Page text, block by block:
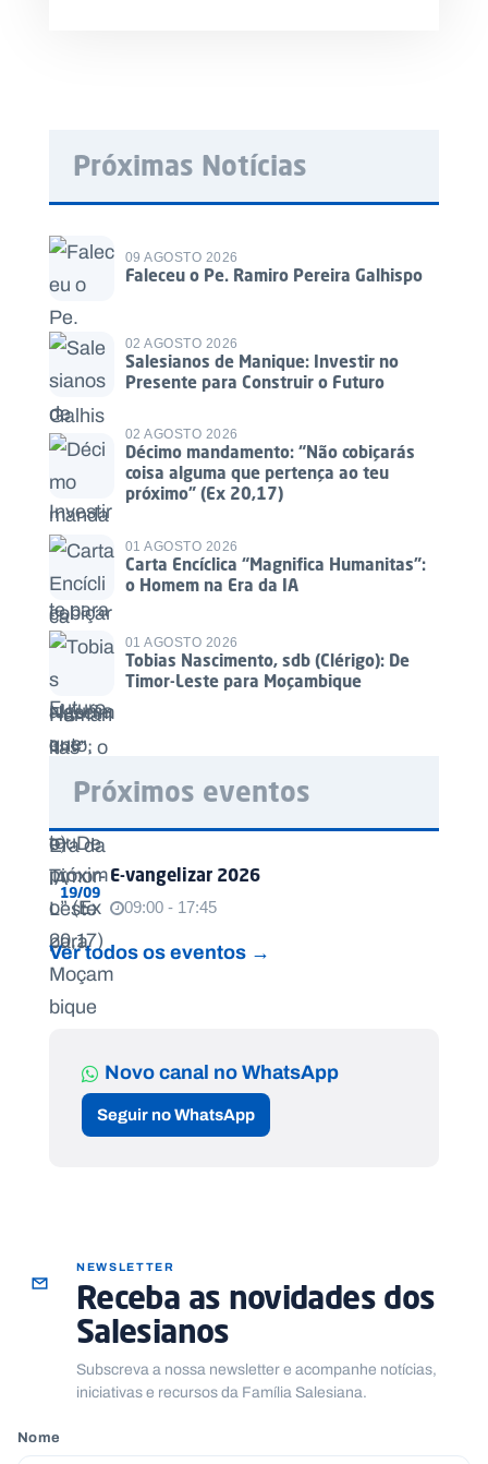
Próximas Notícias
09 AGOSTO 2026
Faleceu o Pe. Ramiro Pereira Galhispo
02 AGOSTO 2026
Salesianos de Manique: Investir no
Presente para Construir o Futuro
02 AGOSTO 2026
Décimo mandamento: “Não cobiçarás
coisa alguma que pertença ao teu
próximo” (Ex 20,17)
01 AGOSTO 2026
Carta Encíclica “Magnifica Humanitas”:
o Homem na Era da IA
01 AGOSTO 2026
Tobias Nascimento, sdb (Clérigo): De
Timor-Leste para Moçambique
Próximos eventos
19/09
E-vangelizar 2026
09:00 - 17:45
Ver todos os eventos →
Novo canal no WhatsApp
Seguir no WhatsApp
NEWSLETTER
Receba as novidades dos
Salesianos
Subscreva a nossa newsletter e acompanhe notícias,
iniciativas e recursos da Família Salesiana.
Nome